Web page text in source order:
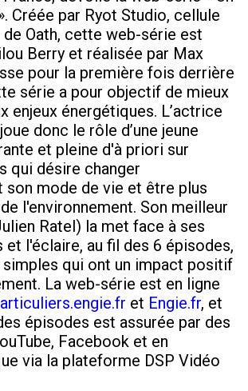
Créée par Ryot Studio, cellule
Oath, cette web-série est
Berry et réalisée par Max
pour la première fois derrière
série a pour objectif de mieux
enjeux énergétiques. L’actrice
donc le rôle d’une jeune
et pleine d'à priori sur
qui désire changer
son mode de vie et être plus
l'environnement. Son meilleur
Ratel) la met face à ses
l'éclaire, au fil des 6 épisodes,
qui ont un impact positif
La web-série est en ligne
et Engie.fr, et
épisodes est assurée par des
Facebook et en
via la plateforme DSP Vidéo